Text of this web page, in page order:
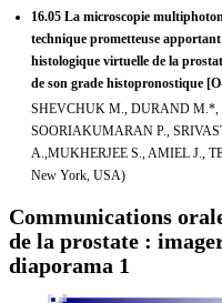
16.05 La microscopie
technique prometteuse
histologique virtuelle de la
de son grade histopronostique
SHEVCHUK M., DURAND M.*,
SOORIAKUMARAN P.,
A.,MUKHERJEE S., AMIEL J.,
New York, USA)
Communications
de la prostate :
diaporama 1